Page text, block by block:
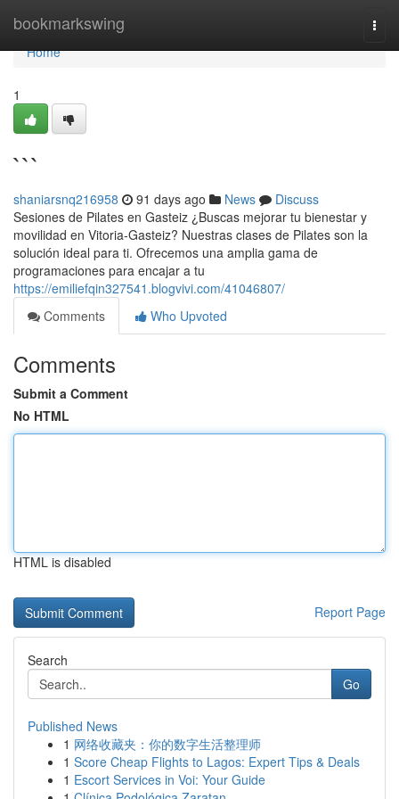
bookmarkswing
Home
Home
1
```
shaniarsnq216958 91 days ago News
Discuss
Sesiones de Pilates en Gasteiz ¿Buscas mejorar tu bienestar y
movilidad en Vitoria-Gasteiz? Nuestras clases de Pilates son la
solución ideal para ti. Ofrecemos una amplia gama de
programaciones para encajar a tu
https://emiliefqin327541.blogvivi.com/41046807/
Comments
Who Upvoted
Comments
Submit a Comment
No HTML
HTML is disabled
Report Page
Search
Go
Published News
1 网络收藏夹：你的数字生活整理师
1 Score Cheap Flights to Lagos: Expert Tips & Deals
1 Escort Services in Voi: Your Guide